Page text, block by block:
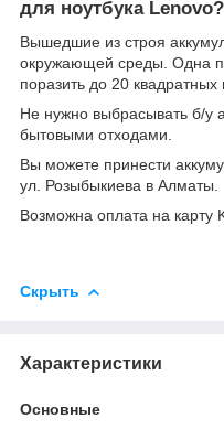
для ноутбука Lenovo?
Вышедшие из строя
окружающей среды. Одна
поразить до 20 квадратных
Не нужно выбрасывать б/у
бытовыми отходами.
Вы можете принести
ул. Розыбыкиева в Алматы.
Возможна оплата на карту
Скрыть
Характеристики
Основные